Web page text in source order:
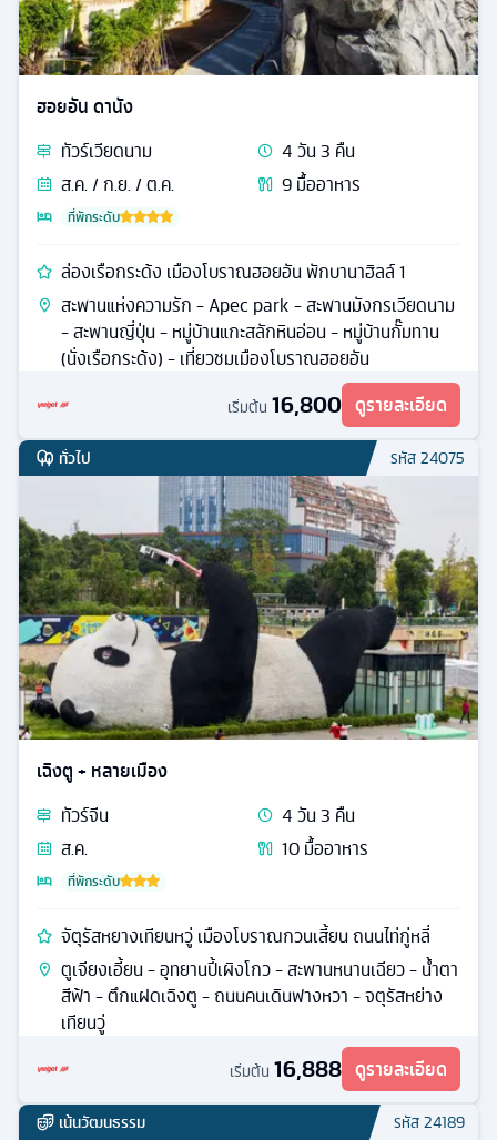
ฮอยอัน ดานัง
ทัวร์เวียดนาม 4วัน3 คืน
ส.ค. / ก.ย. / ต.ค.
9มื้ออาหาร
ที่พักระดับ
ล่องเรือกระด้ง เมืองโบราณฮอยอัน พักบานาฮิลล์ 1
สะพานแห่งความรัก - Apec park - สะพานมังกรเวียดนาม
- สะพานญี่ปุ่น - หมู่บ้านแกะสลักหินอ่อน - หมู่บ้านกั๊มทาน
(นั่งเรือกระด้ง) - เที่ยวชมเมืองโบราณฮอยอัน
เริ่มต้น 16,800 ดูรายละเอียด
ทั่วไป รหัส24075
เฉิงตู + หลายเมือง
ทัวร์จีน 4วัน3 คืน
ส.ค.
10มื้ออาหาร
ที่พักระดับ
จัตุรัสหยางเทียนหวู่ เมืองโบราณกวนเสี้ยน ถนนไท่กู่หลี่
ตูเจียงเอี้ยน - อุทยานปี้เผิงโกว - สะพานหนานเฉียว - น้ำตา
สีฟ้า - ตึกแฝดเฉิงตู - ถนนคนเดินฟางหวา - จตุรัสหย่าง
เทียนวู่
เริ่มต้น 16,888 ดูรายละเอียด
เน้นวัฒนธรรม รหัส24189